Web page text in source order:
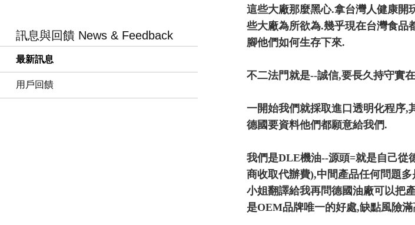
訊息與回饋 News & Feedback
最新訊息
用戶回饋
這些大廠那麼黑心.拿台灣人健康開
些大廠為所欲為.幾乎現在台灣食品
腳他們如何生存下來.
不二法門就是--誠信,要長久持守實
一開始我們就採取進口透明化程序,
德國要資料他們都願意給我們.
我們是DLE機油--源頭=就是自己從
商收取代辦費),中間產品任何問題
小姐翻譯給我再問德國油廠可以把
是OEM品牌唯一的好處,缺點風險